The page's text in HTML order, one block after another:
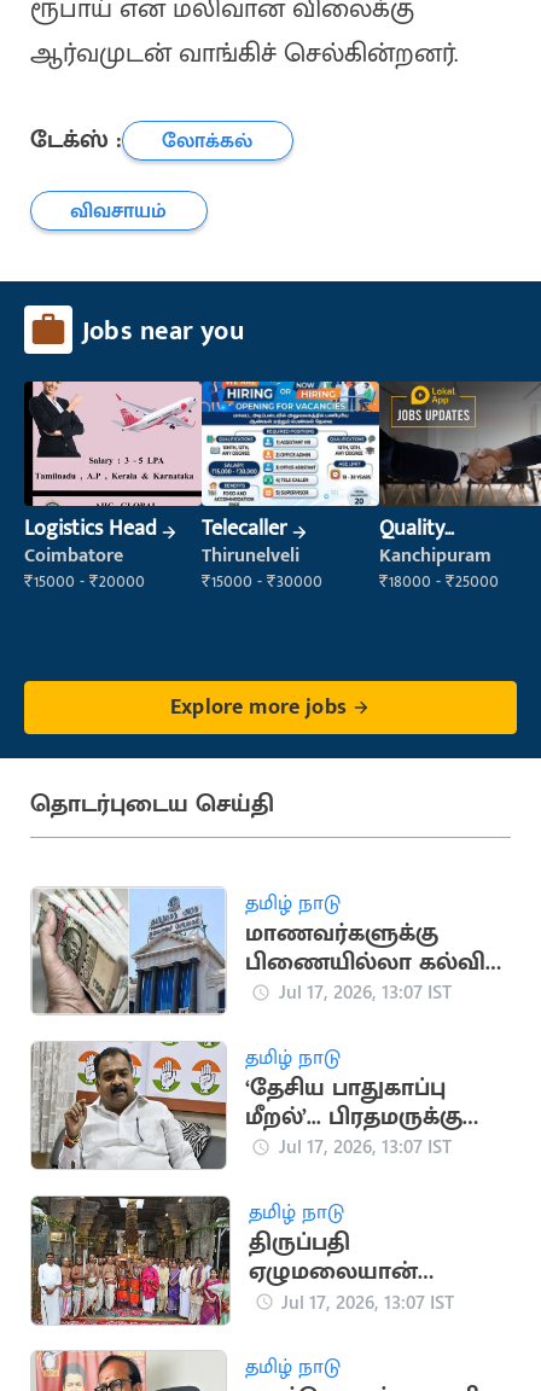
ரூபாய் என மலிவான விலைக்கு
ஆர்வமுடன் வாங்கிச் செல்கின்றனர்.
டேக்ஸ் :
லோக்கல்
விவசாயம்
Jobs near you
Logistics Head
Coimbatore
₹15000 - ₹20000
Telecaller
Thirunelveli
₹15000 - ₹30000
Quality
Inspector
Kanchipuram
₹18000 - ₹25000
Explore more jobs
தொடர்புடைய செய்தி
தமிழ் நாடு
மாணவர்களுக்கு
பிணையில்லா கல்விக்
கடன்... அமைச்சர்
Jul 17, 2026, 13:07 IST
தமிழ் நாடு
‘தேசிய பாதுகாப்பு
மீறல்’... பிரதமருக்கு
மாணிக்கம் தாகூர்
Jul 17, 2026, 13:07 IST
தமிழ் நாடு
திருப்பதி
ஏழுமலையான்
கோவிலில்
நடைபெற்ற ஆனிவார
Jul 17, 2026, 13:07 IST
தமிழ் நாடு